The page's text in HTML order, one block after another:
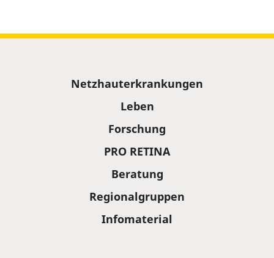
Netzhauterkrankungen
Leben
Forschung
PRO RETINA
Beratung
Regionalgruppen
Infomaterial